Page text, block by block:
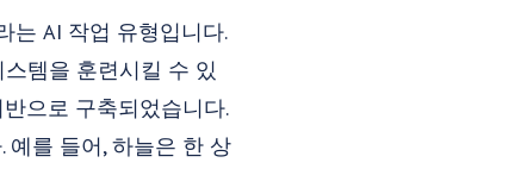
는 AI 작업 유형입니다.
템을 훈련시킬 수 있
으로 구축되었습니다.
예를 들어, 하늘은 한 상